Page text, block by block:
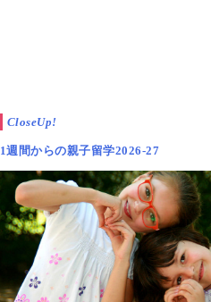
リアルにお金に触れ、経費
お金を稼ぐ、ということを
のクラフトフェアは、娘に
の重み、喜びを感じられた
来年は今年の学びを参考に
CloseUp!
1週間からの親子留学2026-27